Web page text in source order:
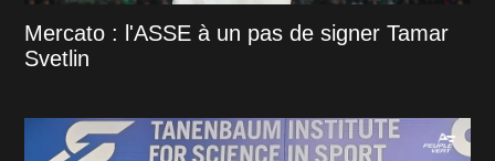
Mercato : l'ASSE à un pas de signer Tamar
Svetlin